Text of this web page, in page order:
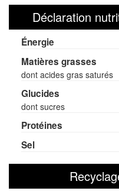
Déclaration
Énergie
Matières grasses
dont acides gras saturés
Glucides
dont sucres
Protéines
Sel